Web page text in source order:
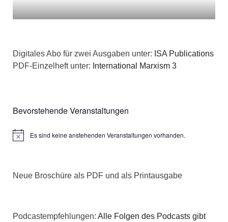
Digitales Abo für zwei Ausgaben unter: ISA Publications
PDF-Einzelheft unter: International Marxism 3
Bevorstehende Veranstaltungen
HinweisEs sind keine anstehenden Veranstaltungen vorhanden.
Neue Broschüre als PDF und als Printausgabe
Podcastempfehlungen: Alle Folgen des Podcasts gibt